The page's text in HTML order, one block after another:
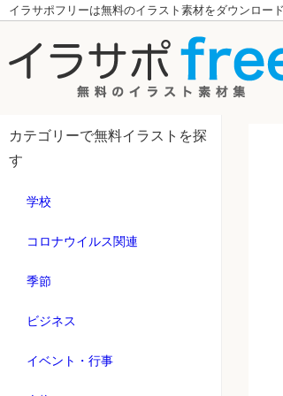
イラサポフリーは無料のイラスト素材をダウンロー
カテゴリーで無料イラストを探
す
学校
コロナウイルス関連
季節
ビジネス
イベント・行事